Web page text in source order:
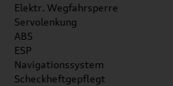
Elektr. Wegfahrsperre
Servolenkung
ABS
ESP
Navigationssystem
Scheckheftgepflegt